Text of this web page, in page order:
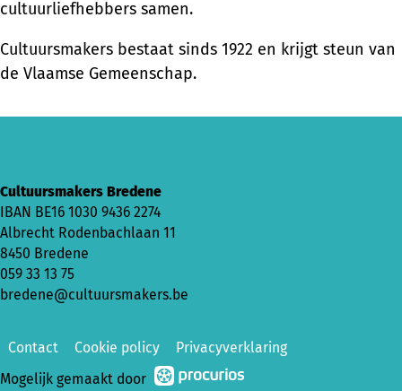
cultuurliefhebbers samen.
Cultuursmakers bestaat sinds 1922 en krijgt steun van
de Vlaamse Gemeenschap.
Cultuursmakers Bredene
IBAN BE16 1030 9436 2274
Albrecht Rodenbachlaan 11
8450 Bredene
059 33 13 75
bredene@cultuursmakers.be
Contact Cookie policy
Privacyverklaring
Mogelijk gemaakt door